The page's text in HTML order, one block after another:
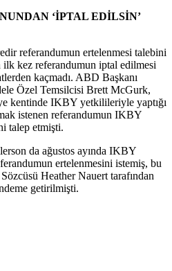
‘İPTAL EDİLSİN’
referandumun ertelenmesi talebini
ilk kez referandumun iptal edilmesi
kaçmadı. ABD Başkanı
Özel Temsilcisi Brett McGurk,
kentinde IKBY yetkilileriyle yaptığı
istenen referandumun IKBY
talep etmişti.
da ağustos ayında IKBY
ertelenmesini istemiş, bu
Heather Nauert tarafından
getirilmişti.